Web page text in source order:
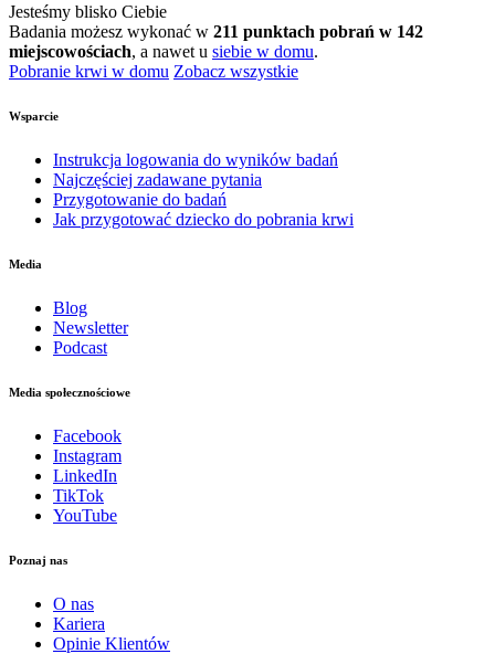
Jesteśmy blisko Ciebie
Badania możesz wykonać w 211 punktach pobrań w 142
miejscowościach, a nawet u siebie w domu.
Pobranie krwi w domu Zobacz wszystkie
Wsparcie
Instrukcja logowania do wyników badań
Najczęściej zadawane pytania
Przygotowanie do badań
Jak przygotować dziecko do pobrania krwi
Media
Blog
Newsletter
Podcast
Media społecznościowe
Facebook
Instagram
LinkedIn
TikTok
YouTube
Poznaj nas
O nas
Kariera
Opinie Klientów